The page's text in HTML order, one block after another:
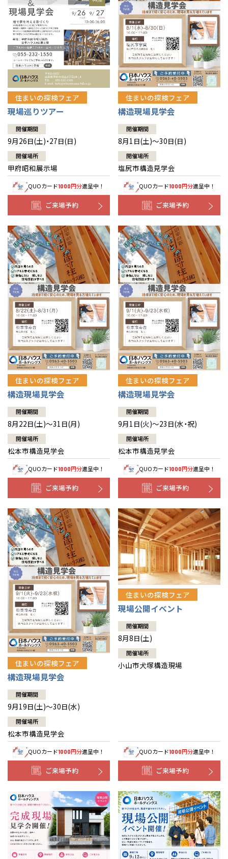
住まいの探検フェア
現場巡りツアー
開催期間
9月26日(土)・27日(日)
開催場所
甲府昭和展示場
QUOカード1000円分進呈中！
ご来場予約
住まいの探検フェア
構造現場見学会
開催期間
8月1日(土)～30日(日)
開催場所
塩尻市構造見学会
QUOカード1000円分進呈中！
ご来場予約
住まいの探検フェア
構造現場見学会
開催期間
8月22日(土)～31日(月)
開催場所
松本市構造見学会
QUOカード1000円分進呈中！
ご来場予約
住まいの探検フェア
構造現場見学会
開催期間
9月1日(火)～23日(水・祝)
開催場所
松本市構造見学会
QUOカード1000円分進呈中！
ご来場予約
住まいの探検フェア
構造現場見学会
開催期間
9月19日(土)～30日(水)
開催場所
松本市構造見学会
QUOカード1000円分進呈中！
ご来場予約
住まいの探検フェア
現場公開イベント
開催期間
8月8日(土)
開催場所
小山市犬塚構造現場
QUOカード1000円分進呈中！
ご来場予約